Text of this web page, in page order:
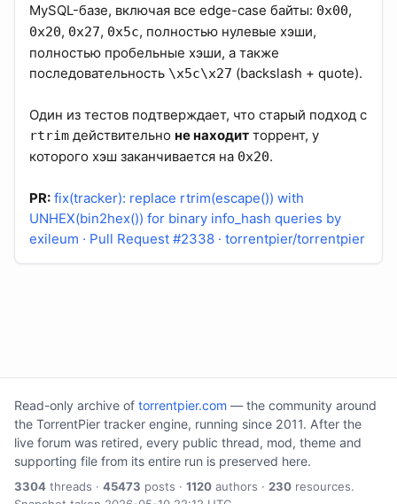
MySQL-базе, включая все edge-case байты: 0x00,
0x20, 0x27, 0x5c, полностью нулевые хэши,
полностью пробельные хэши, а также
последовательность \x5c\x27 (backslash + quote).
Один из тестов подтверждает, что старый подход с
rtrim действительно не находит торрент, у
которого хэш заканчивается на 0x20.
PR: fix(tracker): replace rtrim(escape()) with
UNHEX(bin2hex()) for binary info_hash queries by
exileum · Pull Request #2338 · torrentpier/torrentpier
Read-only archive of torrentpier.com — the community around
the TorrentPier tracker engine, running since 2011. After the
live forum was retired, every public thread, mod, theme and
supporting file from its entire run is preserved here.
3304 threads · 45473 posts · 1120 authors · 230 resources.